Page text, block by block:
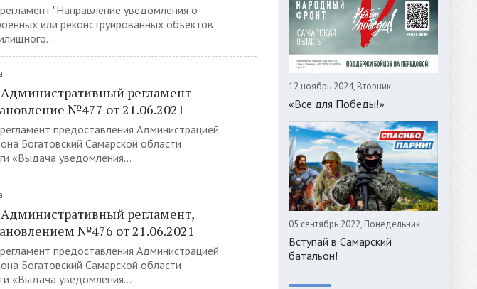
"Направление уведомления о
или реконструированных объектов
регламент
№477 от 21.06.2021
предоставления Администрацией
Богатовский Самарской области
«Выдача уведомления...
регламент,
№476 от 21.06.2021
предоставления Администрацией
Богатовский Самарской области
«Выдача уведомления...
12 ноябрь 2024, Вторник
«Все для Победы!»
05 сентябрь 2022, Понедельник
Вступай в Самарский
батальон!